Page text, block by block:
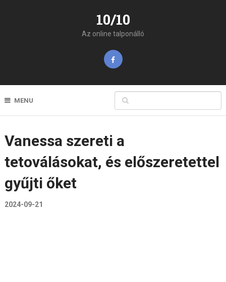
10/10
Az online talponálló
MENU
Vanessa szereti a
tetoválásokat, és előszeretettel
gyűjti őket
2024-09-21